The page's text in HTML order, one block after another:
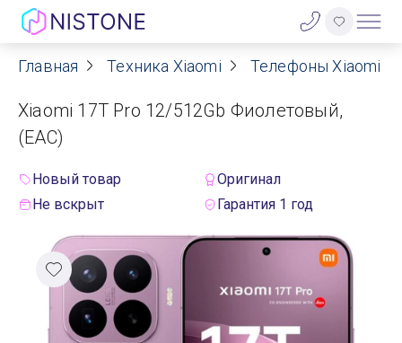
Акции
О нас
Договор оферты
Реквизиты
Контакты
Главная Техника Xiaomi Телефоны Xiaomi
Xiaomi 17T Pro 12/512Gb Фиолетовый,
(EAC)
Новый товар
Оригинал
Не вскрыт
Гарантия 1 год